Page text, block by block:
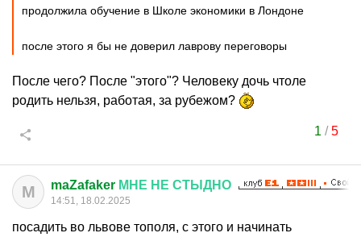
продолжила обучение в Школе экономики в Лондоне
после этого я бы не доверил лаврову переговоры
После чего? После "этого"? Человеку дочь чтоле
родить нельзя, работая, за рубежом?
1 /5
M maZafaker МНЕ НЕ СТЫДНО
14:51, 18.02.2025
посадить во львове тополя, с этого и начинать